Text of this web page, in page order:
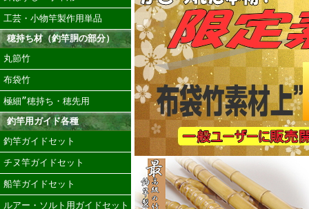
工芸・小物竿製作用単品
穂持ち材（釣竿胴の部分）
丸節竹
布袋竹
極細”穂持ち・穂先用
釣竿用ガイド各種
釣竿ガイドセット
チヌ竿ガイドセット
船竿ガイドセット
ルアー・ソルト用ガイドセット